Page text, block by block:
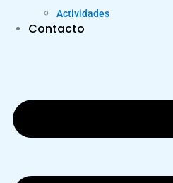
Actividades
Contacto